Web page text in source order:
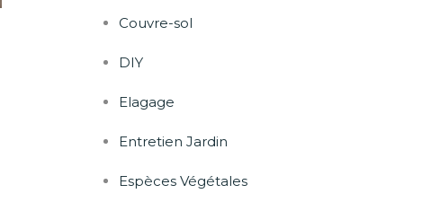
Couvre-sol
DIY
Elagage
Entretien Jardin
Espèces Végétales